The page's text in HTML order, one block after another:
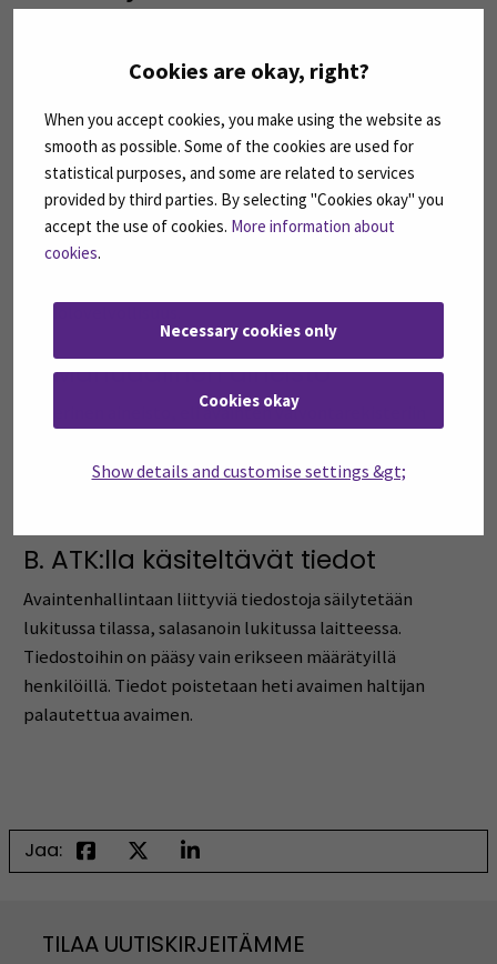
Cookies are okay, right?
When you accept cookies, you make using the website as
smooth as possible. Some of the cookies are used for
statistical purposes, and some are related to services
provided by third parties. By selecting "Cookies okay" you
accept the use of cookies. More information about
cookies.
Necessary cookies only
Cookies okay
Show details and customise settings &gt;
ulkopuolelle
Tietoja ei luovuteta EU:n tai Euroopan talousalueen
ulkopuolelle.
9. Rekisterin suojauksen
periaatteet
vaitiolovelvollisuus.
A. Manuaalinen aineisto
Paperinen aineisto, eli avainten valvontarekisteriin
lukollisessa huoneessa ja lukollisessa kaapissa. Avain
B. ATK:lla käsiteltävät tiedot
Avaintenhallintaan liittyviä tiedostoja säilytetään
lukitussa tilassa, salasanoin lukitussa laitteessa.
Tiedostoihin on pääsy vain erikseen määrätyillä
henkilöillä. Tiedot poistetaan heti avaimen haltijan
palautettua avaimen.
Jaa:
TILAA UUTISKIRJEITÄMME